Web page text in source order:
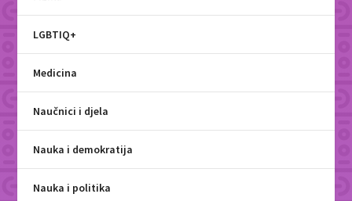
LGBTIQ+
Medicina
Naučnici i djela
Nauka i demokratija
Nauka i politika